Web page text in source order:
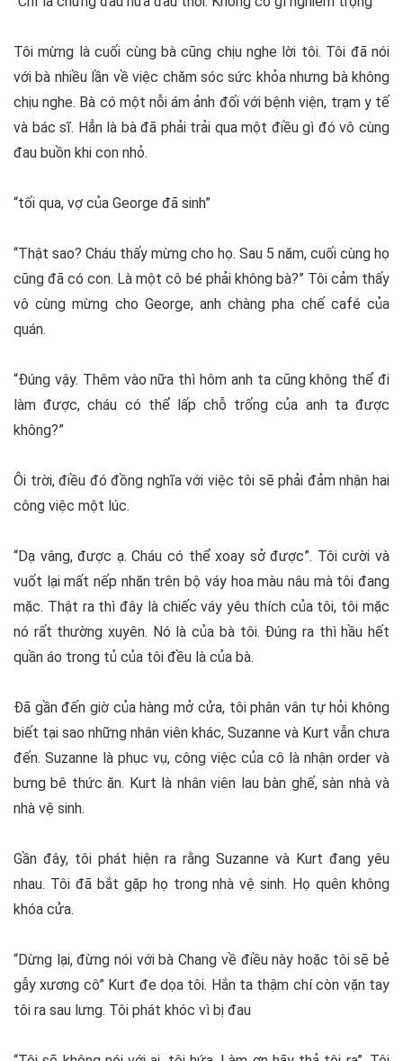
Tôi mừng là cuối cùng bà cũng chịu nghe lời tôi. Tôi đã nói
với bà nhiều lần về việc chăm sóc sức khỏa nhưng bà không
chịu nghe. Bà có một nỗi ám ảnh đối với bệnh viện, trạm y tế
và bác sĩ. Hẳn là bà đã phải trải qua một điều gì đó vô cùng
đau buồn khi con nhỏ.
“tối qua, vợ của George đã sinh”
“Thật sao? Cháu thấy mừng cho họ. Sau 5 năm, cuối cùng họ
cũng đã có con. Là một cô bé phải không bà?” Tôi cảm thấy
vô cùng mừng cho George, anh chàng pha chế café của
quán.
“Đúng vậy. Thêm vào nữa thì hôm anh ta cũng không thể đi
làm được, cháu có thể lấp chỗ trống của anh ta được
không?”
Ôi trời, điều đó đồng nghĩa với việc tôi sẽ phải đảm nhận hai
công việc một lúc.
“Dạ vâng, được ạ. Cháu có thể xoay sở được”. Tôi cười và
vuốt lại mất nếp nhăn trên bộ váy hoa màu nâu mà tôi đang
mặc. Thật ra thì đây là chiếc váy yêu thích của tôi, tôi mặc
nó rất thường xuyên. Nó là của bà tôi. Đúng ra thì hầu hết
quần áo trong tủ của tôi đều là của bà.
Đã gần đến giờ của hàng mở cửa, tôi phân vân tự hỏi không
biết tại sao những nhân viên khác, Suzanne và Kurt vẫn chưa
đến. Suzanne là phục vụ, công việc của cô là nhận order và
bưng bê thức ăn. Kurt là nhân viên lau bàn ghế, sàn nhà và
nhà vệ sinh.
Gần đây, tôi phát hiện ra rằng Suzanne và Kurt đang yêu
nhau. Tôi đã bắt gặp họ trong nhà vệ sinh. Họ quên không
khóa cửa.
“Dừng lại, đừng nói với bà Chang về điều này hoặc tôi sẽ bẻ
gẫy xương cô” Kurt đe dọa tôi. Hắn ta thậm chí còn vặn tay
tôi ra sau lưng. Tôi phát khóc vì bị đau